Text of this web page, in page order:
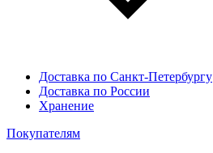
Доставка по Санкт-Петербургу
Доставка по России
Хранение
Покупателям